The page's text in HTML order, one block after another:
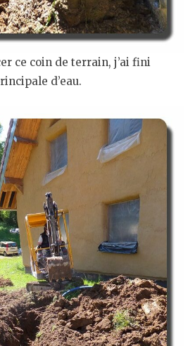
ce coin de terrain, j’ai fini
d’eau.